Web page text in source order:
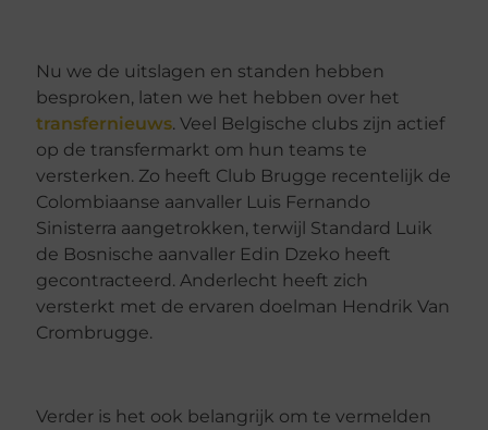
Nu we de uitslagen en standen hebben
besproken, laten we het hebben over het
transfernieuws. Veel Belgische clubs zijn actief
op de transfermarkt om hun teams te
versterken. Zo heeft Club Brugge recentelijk de
Colombiaanse aanvaller Luis Fernando
Sinisterra aangetrokken, terwijl Standard Luik
de Bosnische aanvaller Edin Dzeko heeft
gecontracteerd. Anderlecht heeft zich
versterkt met de ervaren doelman Hendrik Van
Crombrugge.
Verder is het ook belangrijk om te vermelden